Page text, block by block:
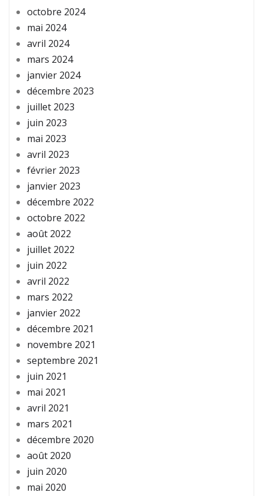
octobre 2024
mai 2024
avril 2024
mars 2024
janvier 2024
décembre 2023
juillet 2023
juin 2023
mai 2023
avril 2023
février 2023
janvier 2023
décembre 2022
octobre 2022
août 2022
juillet 2022
juin 2022
avril 2022
mars 2022
janvier 2022
décembre 2021
novembre 2021
septembre 2021
juin 2021
mai 2021
avril 2021
mars 2021
décembre 2020
août 2020
juin 2020
mai 2020